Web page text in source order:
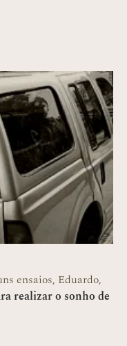
ensaios, Eduardo,
realizar o sonho de